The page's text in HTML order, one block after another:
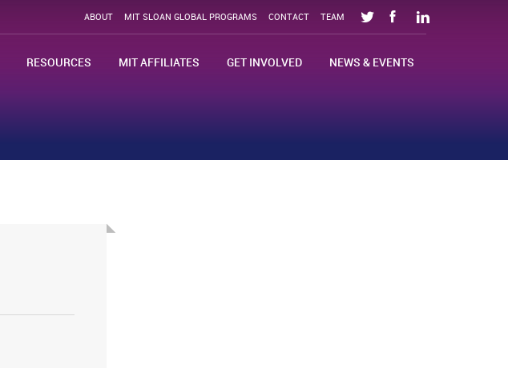
ABOUT MIT SLOAN GLOBAL PROGRAMS CONTACT TEAM
RESOURCES MIT AFFILIATES GET INVOLVED NEWS & EVENTS